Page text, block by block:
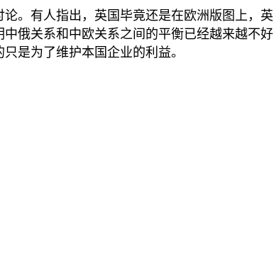
。有人指出，英国毕竟还是在欧洲版图上，英
俄关系和中欧关系之间的平衡已经越来越不好
是为了维护本国企业的利益。